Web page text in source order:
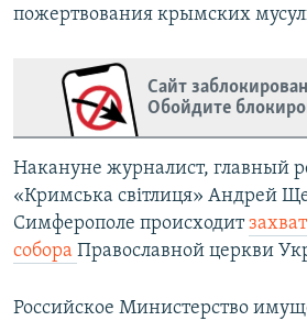
пожертвования крымских
Сайт
Обойдите
Накануне журналист, главный
«Кримська світлиця» Андрей
Симферополе происходит
собора Православной церкви
Российское Министерство